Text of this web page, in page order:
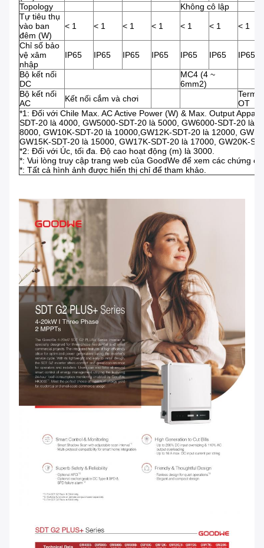
Topology
Không cô lập
Tự tiêu thụ
vào ban
đêm (W)
< 1 < 1 < 1 < 1 < 1 < 1 < 1
Chỉ số bảo
vệ xâm
nhập
IP65 IP65 IP65 IP65 IP65 IP65 IP65
Bộ kết nối
DC
MC4 (4 ~
6mm2)
Bộ kết nối
AC
Kết nối cắm và chơi
OT
*1: Đối với Chile Max. AC Active Power (W) & Max. Output
SDT-20 là 4000, GW5000-SDT-20 là 5000, GW6000-SDT-20 là
8000, GW10K-SDT-20 là 10000,GW12K-SDT-20 là 12000,
GW15K-SDT-20 là 15000, GW17K-SDT-20 là 17000, GW20K-
*2: Đối với Úc, tối đa. Độ cao hoạt động (m) là 3000.
*: Vui lòng truy cập trang web của GoodWe để xem các chứng
*: Tất cả hình ảnh được hiển thị chỉ để tham khảo.